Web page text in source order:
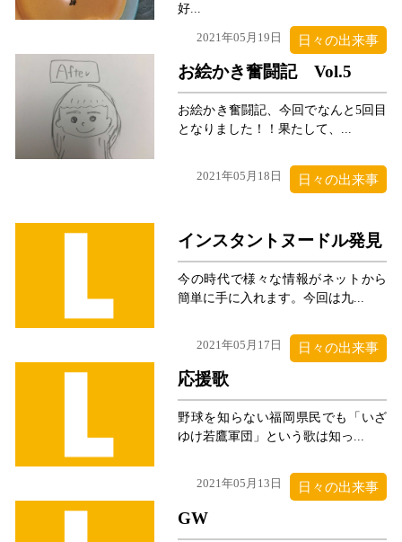
好...
2021年05月19日 日々の出来事
お絵かき奮闘記 Vol.5
お絵かき奮闘記、今回でなんと5回目
となりました！！果たして、...
2021年05月18日 日々の出来事
インスタントヌードル発見
今の時代で様々な情報がネットから
簡単に手に入れます。今回は九...
2021年05月17日 日々の出来事
応援歌
野球を知らない福岡県民でも「いざ
ゆけ若鷹軍団」という歌は知っ...
2021年05月13日 日々の出来事
GW